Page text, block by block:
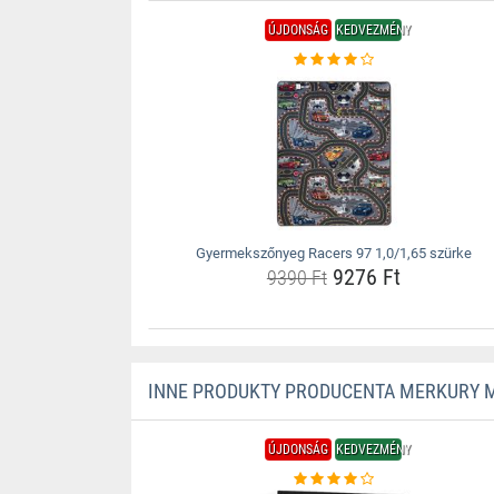
ÚJDONSÁG KEDVEZMÉNY
Gyermekszőnyeg Racers 97 1,0/1,65 szürke
9390 Ft9276 Ft
INNE PRODUKTY PRODUCENTA MERKURY
ÚJDONSÁG KEDVEZMÉNY